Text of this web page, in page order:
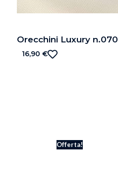
Orecchini Luxury n.070
16,90 €
Offerta!